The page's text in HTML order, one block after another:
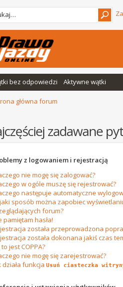
bez odpowiedzi Aktywne wątki
główna forum
zadawane
z logowaniem i rejestracją
nie mogę się zalogować?
w ogóle muszę się rejestrować?
następuje automatyczne
sposób można zapobiec
forum?
pamiętam hasła!
została przeprowadzona
została dokonana jakiś czas
to jest COPPA?
nie mogę się zarejestrować?
działa funkcja Usuń ciasteczka